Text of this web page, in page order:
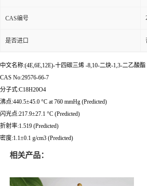
CAS编号
是否进口
中文名称:(4E,6E,12E)-十四碳三烯 -8,10-二炔-1,3-二乙酸酯
CAS No:29576-66-7
分子式:C18H20O4
沸点:440.5±45.0 °C at 760 mmHg (Predicted)
闪光点:217.9±27.1 °C (Predicted)
折射率:1.519 (Predicted)
密度:1.1±0.1 g/cm3 (Predicted)
相关产品：